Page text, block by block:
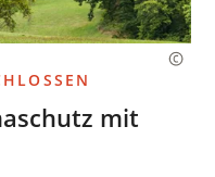
mit